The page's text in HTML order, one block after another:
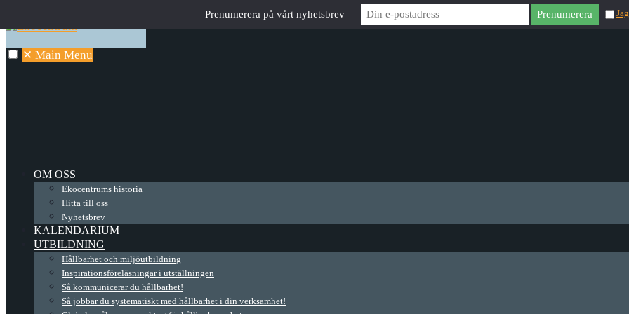
✕ Main Menu
OM OSS
Ekocentrums historia
Hitta till oss
Nyhetsbrev
KALENDARIUM
UTBILDNING
Hållbarhet och miljöutbildning
Inspirationsföreläsningar i utställningen
Så kommunicerar du hållbarhet!
Så jobbar du systematiskt med hållbarhet i din verksamhet!
Prenumerera på vårt nyhetsbrev